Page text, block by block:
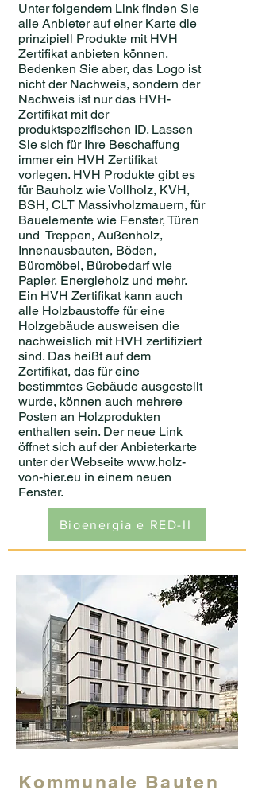
Unter folgendem Link finden Sie
alle Anbieter auf einer Karte die
prinzipiell Produkte mit HVH
Zertifikat anbieten können.
Bedenken Sie aber, das Logo ist
nicht der Nachweis, sondern der
Nachweis ist nur das HVH-
Zertifikat mit der
produktspezifischen ID. Lassen
Sie sich für Ihre Beschaffung
immer ein HVH Zertifikat
vorlegen. HVH Produkte gibt es
für Bauholz wie Vollholz, KVH,
BSH, CLT Massivholzmauern, für
Bauelemente wie Fenster, Türen
und Treppen, Außenholz,
Innenausbauten, Böden,
Büromöbel, Bürobedarf wie
Papier, Energieholz und mehr.
Ein HVH Zertifikat kann auch
alle Holzbaustoffe für eine
Holzgebäude ausweisen die
nachweislich mit HVH zertifiziert
sind. Das heißt auf dem
Zertifikat, das für eine
bestimmtes Gebäude ausgestellt
wurde, können auch mehrere
Posten an Holzprodukten
enthalten sein. Der neue Link
öffnet sich auf der Anbieterkarte
unter der Webseite www.holz-
von-hier.eu in einem neuen
Fenster.
Bioenergia e RED-II
Kommunale Bauten